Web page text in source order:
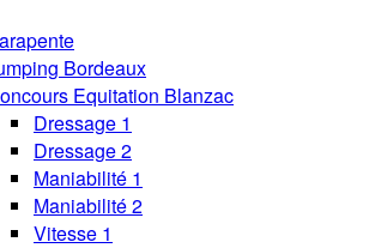
Bordeaux
Equitation Blanzac
Dressage 1
Dressage 2
Maniabilité 1
Maniabilité 2
Vitesse 1